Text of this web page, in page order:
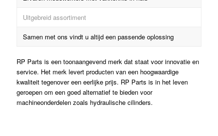
Uitgebreid assortiment
Samen met ons vindt u altijd een passende oplossing
RP Parts is een toonaangevend merk dat staat voor innovatie en
service. Het merk levert producten van een hoogwaardige
kwaliteit tegenover een eerlijke prijs. RP Parts is in het leven
geroepen om een goed alternatief te bieden voor
machineonderdelen zoals hydraulische cilinders.